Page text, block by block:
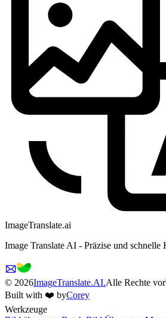
ImageTranslate.ai
Image Translate AI - Präzise und
© 2026ImageTranslate.AI.Alle Rechte
Built with ❤️ byCorey
Werkzeuge